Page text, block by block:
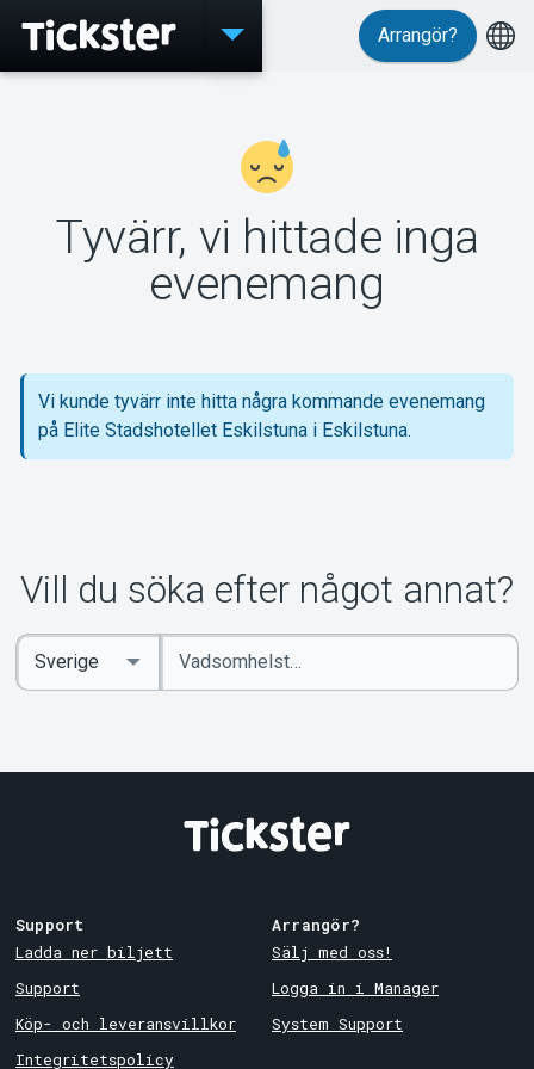
Evenemang
MyTickster
Support
Arrangör?
Tyvärr, vi hittade inga
evenemang
Vi kunde tyvärr inte hitta några kommande evenemang
på Elite Stadshotellet Eskilstuna i Eskilstuna.
Vill du söka efter något annat?
Ange
sökord
Select
Country
Support
Ladda ner biljett
Support
Köp- och leveransvillkor
Integritetspolicy
Arrangör?
Sälj med oss!
Logga in i Manager
System Support